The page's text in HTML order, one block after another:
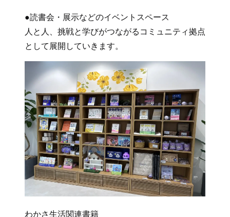
●読書会・展示などのイベントスペース
人と人、挑戦と学びがつながるコミュニティ拠点
として展開していきます。
わかさ生活関連書籍